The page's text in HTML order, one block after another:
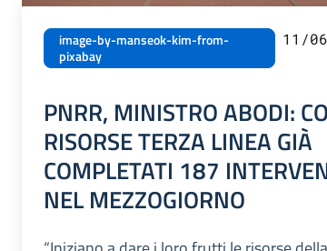
image-by-manseok-kim-from-
pixabay
11/
PNRR, MINISTRO ABODI:
RISORSE TERZA LINEA GIÀ
COMPLETATI 187
NEL MEZZOGIORNO